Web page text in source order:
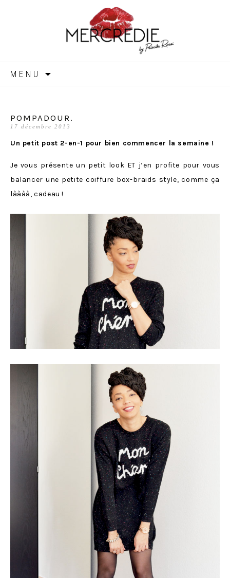
MERCREDIE
MENU
POMPADOUR.
17 décembre 2013
Un petit post 2-en-1 pour bien commencer la semaine !
Je vous présente un petit look ET j’en profite pour vous
balancer une petite coiffure box-braids style, comme ça
làààà, cadeau !